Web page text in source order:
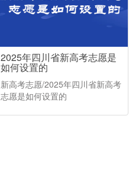
2025年四川省新高考志愿是
如何设置的
新高考志愿/2025年四川省新高考
志愿是如何设置的